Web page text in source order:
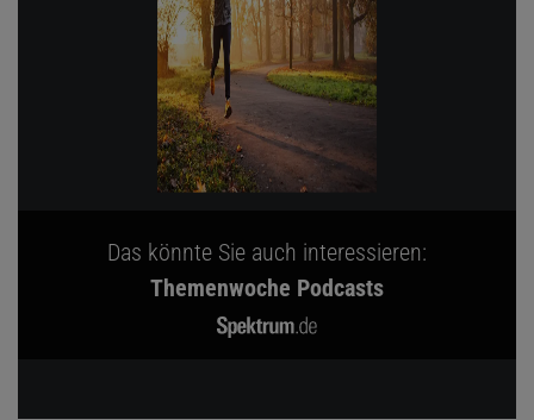
Das könnte Sie auch interessieren:
Themenwoche Podcasts